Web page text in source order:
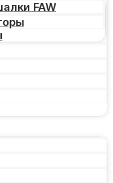
FAW